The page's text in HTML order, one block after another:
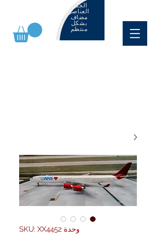
الجديد
العناصر
مضاف
بشكل
منتظم
وحدة SKU: XX4452